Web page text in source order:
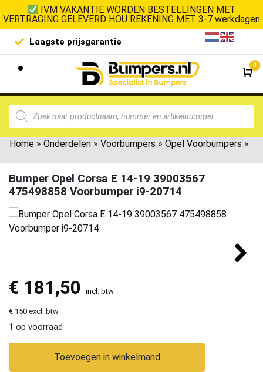
IVM VAKANTIE WORDEN BESTELLINGEN MET
VERTRAGING GELEVERD HOU REKENING MET 3-7 werkdagen
Laagste prijsgarantie De
0
Home » Onderdelen » Voorbumpers » Opel Voorbumpers »
Bumper Opel Corsa E 14-19 39003567
475498858 Voorbumper i9-20714
€ 181,50 incl. btw
€ 150 excl. btw
1 op voorraad
Toevoegen in winkelmand